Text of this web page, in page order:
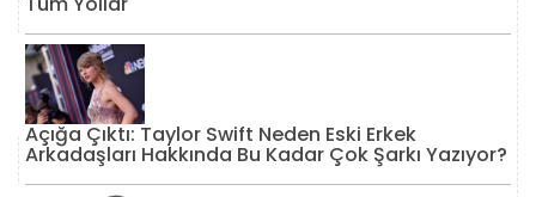
Açığa Çıktı: Taylor Swift Neden Eski Erkek
Arkadaşları Hakkında Bu Kadar Çok Şarkı Yazıyor?